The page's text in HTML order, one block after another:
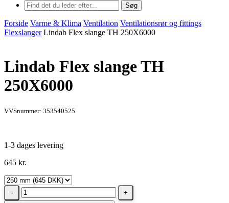
Søg
Forside Varme & Klima Ventilation Ventilationsrør og fittings
Flexslanger Lindab Flex slange TH 250X6000
Lindab Flex slange TH
250X6000
VVSnummer: 353540525
1-3 dages levering
645 kr.
Lindab
Flex